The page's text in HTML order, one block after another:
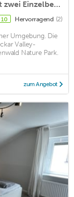
Helles, modernes Doppelzimmer mit zwei Einzelbetten, Flachbild-TV, WLAN
10 Hervorragend (2)
Umgebung. Die
Valley-
Nature Park.
zum Angebot